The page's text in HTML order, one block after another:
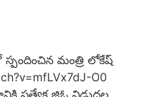
మంత్రి లోకేష్
O0